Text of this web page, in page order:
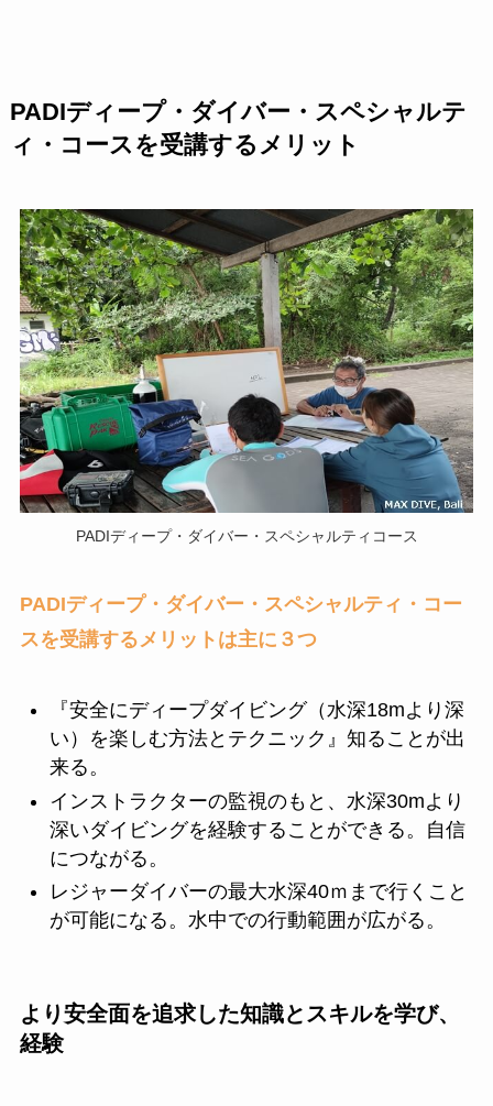
PADIディープ・ダイバー・スペシャルテ
ィ・コースを受講するメリット
PADIディープ・ダイバー・スペシャルティコース
PADIディープ・ダイバー・スペシャルティ・コー
スを受講するメリットは主に３つ
『安全にディープダイビング（水深18mより深
い）を楽しむ方法とテクニック』知ることが出
来る。
インストラクターの監視のもと、水深30mより
深いダイビングを経験することができる。自信
につながる。
レジャーダイバーの最大水深40ｍまで行くこと
が可能になる。水中での行動範囲が広がる。
より安全面を追求した知識とスキルを学び、
経験